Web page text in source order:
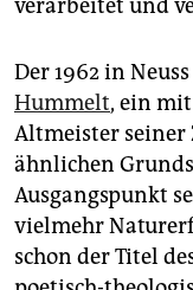
verarbeitet und
Der 1962 in
Hummelt, ein
Altmeister seiner
ähnlichen
Ausgangspunkt
vielmehr
schon der Titel